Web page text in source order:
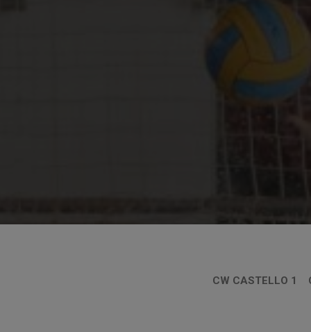
CW CASTELLO 1